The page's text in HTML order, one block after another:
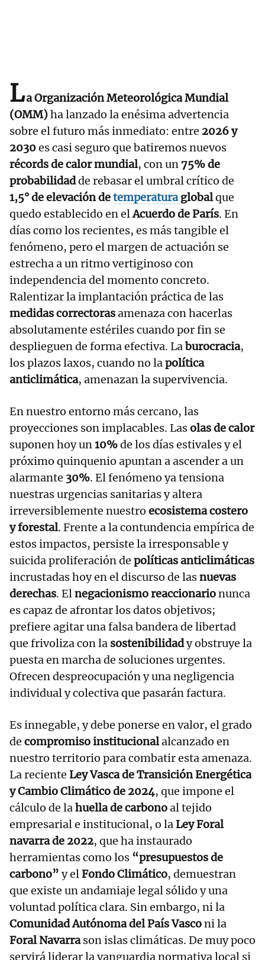
La Organización Meteorológica Mundial
(OMM)ha lanzado la enésima advertencia
sobre el futuro más inmediato: entre 2026 y
2030es casi seguro que batiremos nuevos
récords de calor mundial, con un 75% de
probabilidadde rebasar el umbral crítico de
1,5° de elevación detemperaturaglobalque
quedo establecido en elAcuerdo de París. En
días como los recientes, es más tangible el
fenómeno, pero el margen de actuación se
estrecha a un ritmo vertiginoso con
independencia del momento concreto.
Ralentizar la implantación práctica de las
medidas correctorasamenaza con hacerlas
absolutamente estériles cuando por fin se
desplieguen de forma efectiva. Laburocracia,
los plazos laxos, cuando no lapolítica
anticlimática, amenazan la supervivencia.
En nuestro entorno más cercano, las
proyecciones son implacables. Lasolas de calor
suponen hoy un10%de los días estivales y el
próximo quinquenio apuntan a ascender a un
alarmante 30%. El fenómeno ya tensiona
nuestras urgencias sanitarias y altera
irreversiblemente nuestro ecosistema costero
y forestal. Frente a la contundencia empírica de
estos impactos, persiste la irresponsable y
suicida proliferación de políticas anticlimáticas
incrustadas hoy en el discurso de lasnuevas
derechas. Elnegacionismo reaccionarionunca
es capaz de afrontar los datos objetivos;
prefiere agitar una falsa bandera de libertad
que frivoliza con la sostenibilidady obstruye la
puesta en marcha de soluciones urgentes.
Ofrecen despreocupación y una negligencia
individual y colectiva que pasarán factura.
Es innegable, y debe ponerse en valor, el grado
de compromiso institucionalalcanzado en
nuestro territorio para combatir esta amenaza.
La reciente Ley Vasca de Transición Energética
y Cambio Climático de 2024, que impone el
cálculo de lahuella de carbonoal tejido
empresarial e institucional, o laLey Foral
navarra de 2022, que ha instaurado
herramientas como los “presupuestos de
carbono” y elFondo Climático, demuestran
que existe un andamiaje legal sólido y una
voluntad política clara. Sin embargo, ni la
Comunidad Autónoma del País Vasconi la
Foral Navarrason islas climáticas. De muy poco
servirá liderar la vanguardia normativa local si